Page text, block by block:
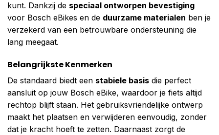
kunt. Dankzij de speciaal ontworpen bevestiging
voor Bosch eBikes en de duurzame materialen ben je
verzekerd van een betrouwbare ondersteuning die
lang meegaat.
Belangrijkste Kenmerken
De standaard biedt een stabiele basis die perfect
aansluit op jouw Bosch eBike, waardoor je fiets altijd
rechtop blijft staan. Het gebruiksvriendelijke ontwerp
maakt het plaatsen en verwijderen eenvoudig, zonder
dat je kracht hoeft te zetten. Daarnaast zorgt de